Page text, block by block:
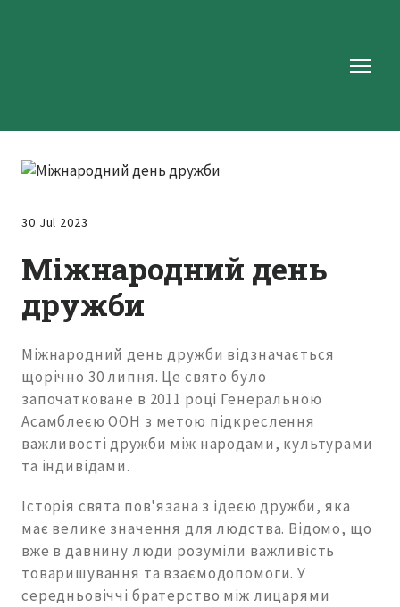
30 Jul 2023
Міжнародний день
дружби
Міжнародний день дружби відзначається
щорічно 30 липня. Це свято було
започатковане в 2011 році Генеральною
Асамблеєю ООН з метою підкреслення
важливості дружби між народами, культурами
та індивідами.
Історія свята пов'язана з ідеєю дружби, яка
має велике значення для людства. Відомо, що
вже в давнину люди розуміли важливість
товаришування та взаємодопомоги. У
середньовіччі братерство між лицарями